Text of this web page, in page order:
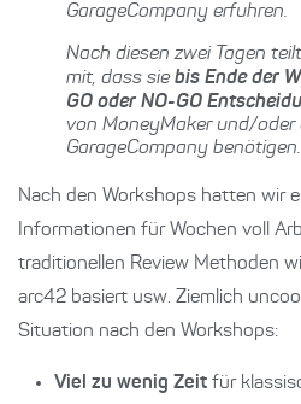
GarageCompany erfuhren.
Nach diesen zwei Tagen
mit, dass siebis Ende der
GO oder NO-GO
von MoneyMaker und/oder
GarageCompany benötigen.
Nach den Workshops hatten wir
Informationen für Wochen voll
traditionellen Review Methoden
arc42 basiert usw. Ziemlich
Situation nach den Workshops:
Viel zu wenig Zeit für